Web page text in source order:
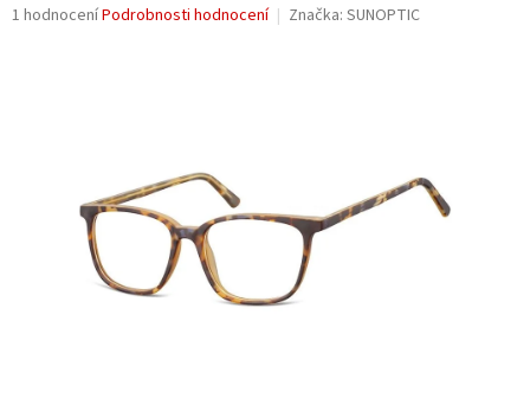
Průměrné
1 hodnoceníPodrobnosti hodnocení Značka: SUNOPTIC